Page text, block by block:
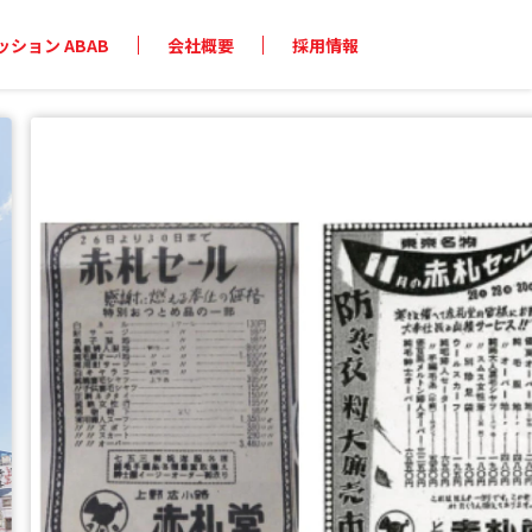
ション ABAB 会社概要 採用情報